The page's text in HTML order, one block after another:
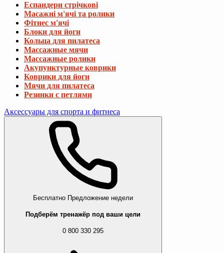
Еспандери стрічкові
Масажні м'ячі та ролики
Фітнес м'ячі
Блоки для йоги
Кольца для пилатеса
Массажные мячи
Массажные ролики
Акупунктурные коврики
Коврики для йоги
Мячи для пилатеса
Резинки с петлями
Аксессуары для спорта и фитнеса
Бесплатно Предложение недели
Подберём тренажёр под ваши цели
0 800 330 295